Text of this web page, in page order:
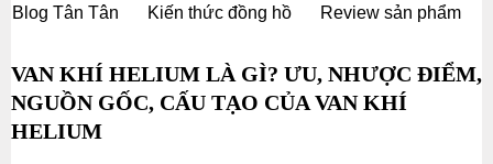
Blog Tân Tân Kiến thức đồng hồ Review sản phẩm
VAN KHÍ HELIUM LÀ GÌ? ƯU, NHƯỢC ĐIỂM,
NGUỒN GỐC, CẤU TẠO CỦA VAN KHÍ
HELIUM